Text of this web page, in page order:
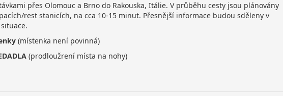
přes Olomouc a Brno do Rakouska, Itálie. V průběhu cesty jsou plánovány
rest stanicích, na cca 10-15 minut. Přesnější informace budou sděleny v
(místenka není povinná)
(prodloužrení místa na nohy)